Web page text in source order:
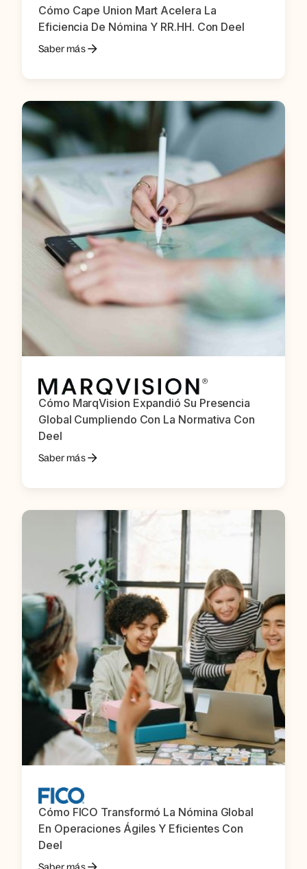
Cómo Cape Union Mart Acelera La
Eficiencia De Nómina Y RR.HH. Con Deel
Saber más
Cómo MarqVision Expandió Su Presencia
Global Cumpliendo Con La Normativa Con
Deel
Saber más
Cómo FICO Transformó La Nómina Global
En Operaciones Ágiles Y Eficientes Con
Deel
Saber más